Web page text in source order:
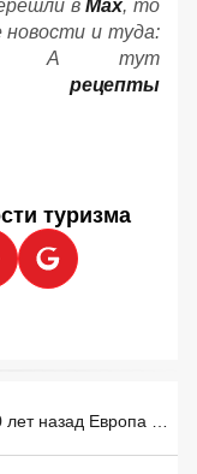
вМах, то
новости и туда:
А тут
рецепты
туризма